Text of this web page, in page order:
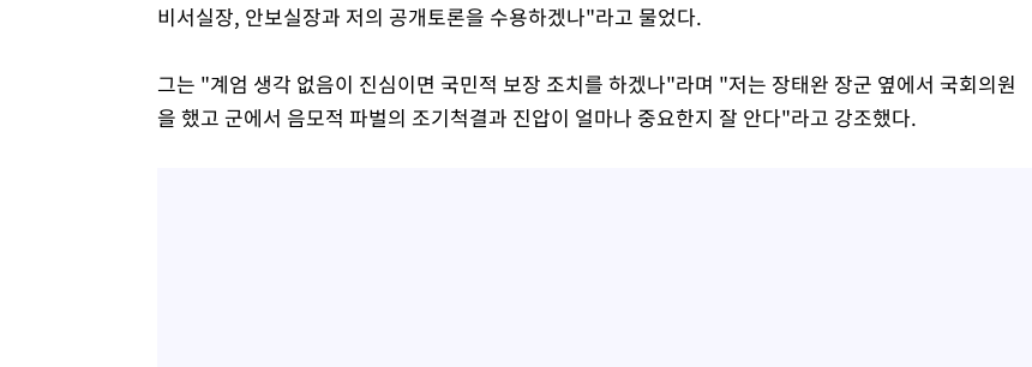
비서실장, 안보실장과 저의 공개토론을 수용하겠나"라고 물었다.
그는 "계엄 생각 없음이 진심이면 국민적 보장 조치를 하겠나"라며 "저는 장태완 장군 옆에서 국회의원
을 했고 군에서 음모적 파벌의 조기척결과 진압이 얼마나 중요한지 잘 안다"라고 강조했다.